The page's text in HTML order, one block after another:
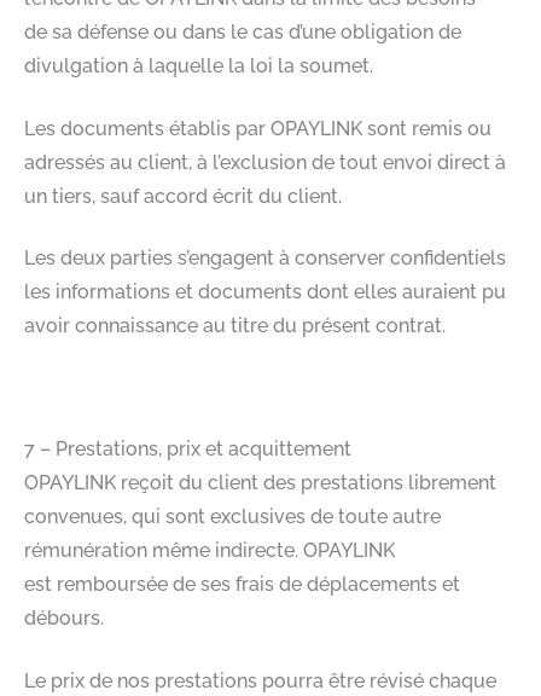
de sa défense ou dans le cas d’une obligation de
divulgation à laquelle la loi la soumet.​
Les documents établis par OPAYLINK sont remis ou
adressés au client, à l’exclusion de tout envoi direct à
un tiers, sauf accord écrit du client.​
Les deux parties s’engagent à conserver confidentiels
les informations et documents dont elles auraient pu
avoir connaissance au titre du présent contrat.​
7 – Prestations, prix et acquittement​
OPAYLINK reçoit du client des prestations librement
convenues, qui sont exclusives de toute autre
rémunération même indirecte. OPAYLINK
est remboursée de ses frais de déplacements et
débours.​
Le prix de nos prestations pourra être révisé chaque